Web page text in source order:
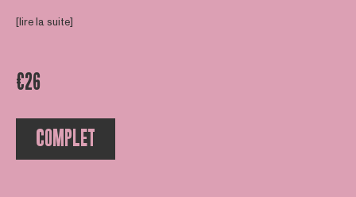
[lire la suite]
€26
COMPLET